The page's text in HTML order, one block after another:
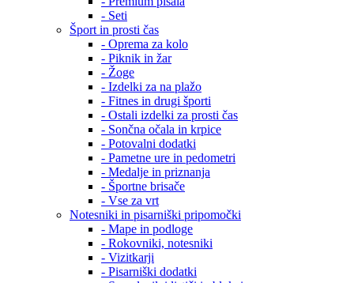
- Seti
Šport in prosti čas
- Oprema za kolo
- Piknik in žar
- Žoge
- Izdelki za na plažo
- Fitnes in drugi športi
- Ostali izdelki za prosti čas
- Sončna očala in krpice
- Potovalni dodatki
- Pametne ure in pedometri
- Medalje in priznanja
- Športne brisače
- Vse za vrt
Notesniki in pisarniški pripomočki
- Mape in podloge
- Rokovniki, notesniki
- Vizitkarji
- Pisarniški dodatki